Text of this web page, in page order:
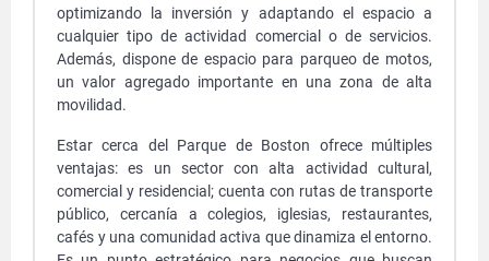
optimizando la inversión y adaptando el espacio a
cualquier tipo de actividad comercial o de servicios.
Además, dispone de espacio para parqueo de motos,
un valor agregado importante en una zona de alta
movilidad.
Estar cerca del Parque de Boston ofrece múltiples
ventajas: es un sector con alta actividad cultural,
comercial y residencial; cuenta con rutas de transporte
público, cercanía a colegios, iglesias, restaurantes,
cafés y una comunidad activa que dinamiza el entorno.